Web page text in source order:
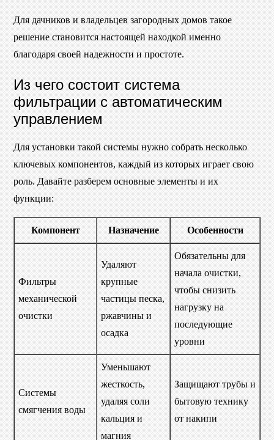
Для дачников и владельцев загородных домов такое
решение становится настоящей находкой именно
благодаря своей надежности и простоте.
Из чего состоит система
фильтрации с автоматическим
управлением
Для установки такой системы нужно собрать несколько
ключевых компонентов, каждый из которых играет свою
роль. Давайте разберем основные элементы и их
функции:
Компонент Назначение Особенности
Фильтры
механической
очистки
Удаляют
крупные
частицы песка,
ржавчины и
осадка
Обязательны для
начала очистки,
чтобы снизить
нагрузку на
последующие
уровни
Системы
смягчения воды
Уменьшают
жесткость,
удаляя соли
кальция и
магния
Защищают трубы и
бытовую технику
от накипи